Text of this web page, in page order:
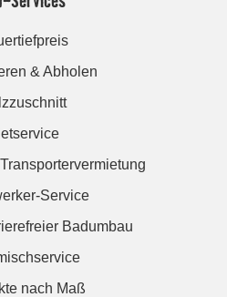
& Abholen
Service
Badumbau
nach Maß